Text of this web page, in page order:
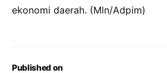
Published on
ekonomi daerah. (Mln/Adpim)